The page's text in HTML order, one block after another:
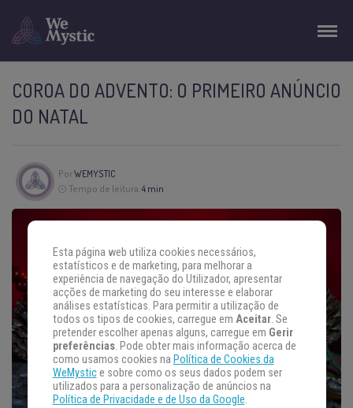
COROA DO ADVENTO: O PRIMEIRO ANÚNCIO
DO NATAL
PorWEMYSTIC
Tempo de leitura:4 min
Esta página web utiliza cookies necessários,
estatísticos e de marketing, para melhorar a
experiência de navegação do Utilizador, apresentar
acções de marketing do seu interesse e elaborar
análises estatísticas. Para permitir a utilização de
todos os tipos de cookies, carregue em Aceitar. Se
pretender escolher apenas alguns, carregue em Gerir
preferências. Pode obter mais informação acerca de
como usamos cookies na Política de Cookies da
WeMystice sobre como os seus dados podem ser
utilizados para a personalização de anúncios na
Política de Privacidade e de Uso da Google.